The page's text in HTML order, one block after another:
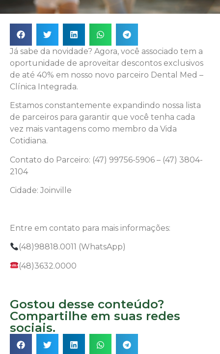
Já sabe da novidade? Agora, você associado tem a
oportunidade de aproveitar descontos exclusivos
de até 40% em nosso novo parceiro Dental Med –
Clínica Integrada.
Estamos constantemente expandindo nossa lista
de parceiros para garantir que você tenha cada
vez mais vantagens como membro da Vida
Cotidiana.
Contato do Parceiro: (47) 99756-5906 – (47) 3804-
2104
Cidade: Joinville
Entre em contato para mais informações:
(48)98818.0011 (WhatsApp)
(48)3632.0000
Gostou desse conteúdo?
Compartilhe em suas redes
sociais.